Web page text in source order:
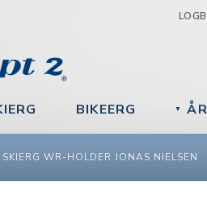
BIKEERG ▼
WR-HOLDER JONAS NIELSEN